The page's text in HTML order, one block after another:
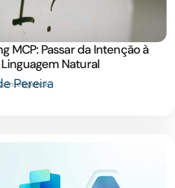
MCP: Passar da Intenção à
Natural
Pereira
Intelligence